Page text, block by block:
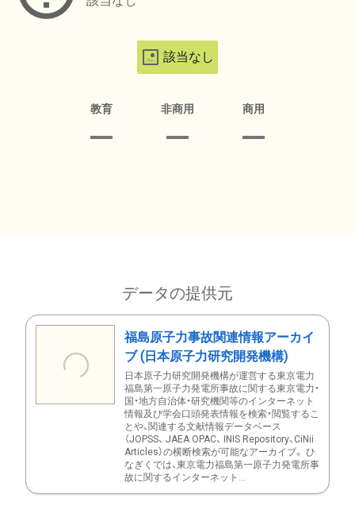
該当なし
教育 非商用 商用
データの提供元
福島原子力事故関連情報アーカイ
ブ (日本原子力研究開発機構)
日本原子力研究開発機構が運営する東京電力
福島第一原子力発電所事故に関する東京電力・
国・地方自治体・研究機関等のインターネット
情報及び学会口頭発表情報を検索・閲覧するこ
とや、関連する文献情報データベース
（JOPSS、 JAEA OPAC、 INIS Repository、CiNii
Articles）の横断検索が可能なアーカイブ。 ひ
なぎくでは、東京電力福島第一原子力発電所事
故に関するインターネット...